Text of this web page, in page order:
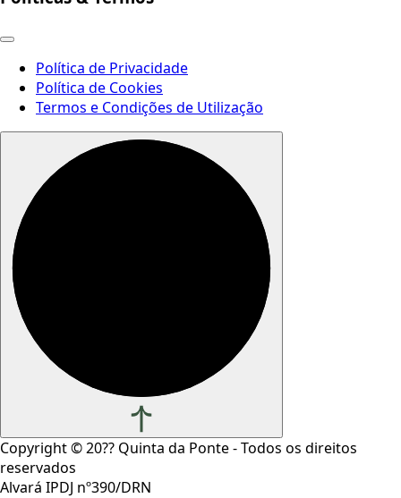
Política de Privacidade
Política de Cookies
Termos e Condições de Utilização
Copyright ©20?? Quinta da Ponte - Todos os direitos
reservados
Alvará IPDJ nº390/DRN